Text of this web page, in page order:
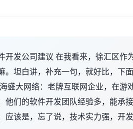
开发公司建议 在我看来，徐汇区
。坦白讲，补充一句，就好比，下
盛大网络：老牌互联网企业，在
他们的软件开发团队经验多，能承
应该是，忘了说，技术实力强，开